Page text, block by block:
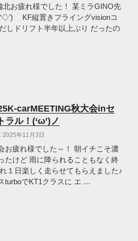
北お疲れ様でした！ 某ミラGINO先
ゞ KF縦置きフライングvisionコ
しドリフト半年以上ぶり だったの
carMEETING秋大会inセ
ラル！(‘ω’)ノ
2025年11月3日
お疲れ様でした～！ 朝イチこそ濃
たけど 雨に降られることもなく終
１日楽しく走らせてもらえました♪
turboでKT1クラスに エ …